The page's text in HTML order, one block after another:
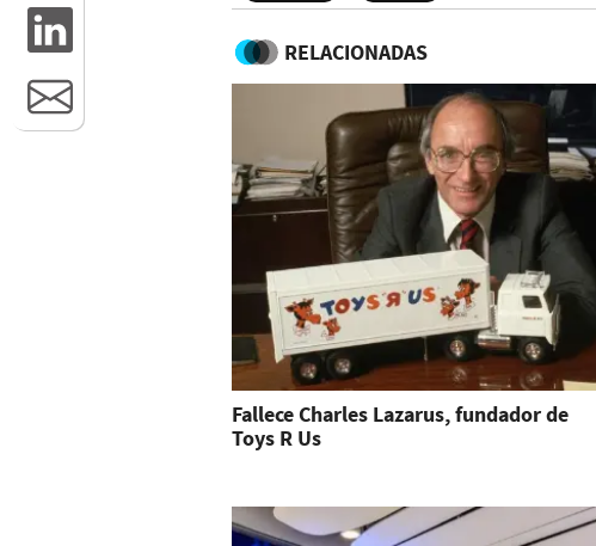
RELACIONADAS
Fallece Charles Lazarus, fundador de
Toys R Us